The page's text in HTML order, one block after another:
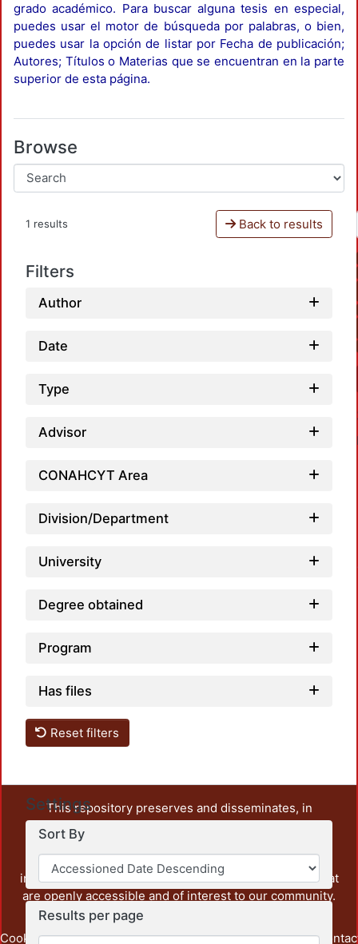
grado académico. Para buscar alguna tesis en especial,
puedes usar el motor de búsqueda por palabras, o bien,
puedes usar la opción de listar por Fecha de publicación;
Autores; Títulos o Materias que se encuentran en la parte
superior de esta página.
Browse
1 results Back to results
Filters
Author
Date
Type
Advisor
CONAHCYT Area
Division/Department
University
Degree obtained
Program
Has files
Reset filters
Settings
Sort By
Results per page
This repository preserves and disseminates, in
unrestricted open access, the teaching and research
output of UAM Azcapotzalco. It also includes some
administrative and graphic documents from the
institution, as well as content from other institutions that
are openly accessible and of interest to our community.
Cookie Privacy End User Send